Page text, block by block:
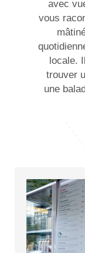
avec
vous
locale.
trouver
une